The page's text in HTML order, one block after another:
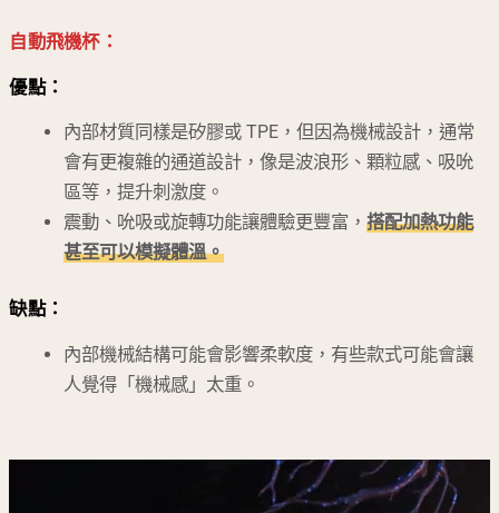
自動飛機杯：
優點：
內部材質同樣是矽膠或 TPE，但因為機械設計，通常
會有更複雜的通道設計，像是波浪形、顆粒感、吸吮
區等，提升刺激度。
震動、吮吸或旋轉功能讓體驗更豐富，搭配加熱功能
甚至可以模擬體溫。
缺點：
內部機械結構可能會影響柔軟度，有些款式可能會讓
人覺得「機械感」太重。